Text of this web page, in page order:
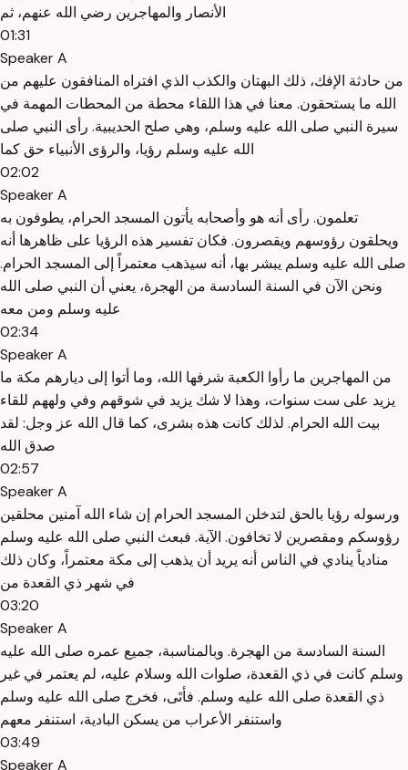
الأنصار والمهاجرين رضي الله عنهم، ثم
01:31
Speaker A
من حادثة الإفك، ذلك البهتان والكذب الذي افتراه المنافقون عليهم من
الله ما يستحقون. معنا في هذا اللقاء محطة من المحطات المهمة في
سيرة النبي صلى الله عليه وسلم، وهي صلح الحديبية. رأى النبي صلى
الله عليه وسلم رؤيا، والرؤى الأنبياء حق كما
02:02
Speaker A
تعلمون. رأى أنه هو وأصحابه يأتون المسجد الحرام، يطوفون به
ويحلقون رؤوسهم ويقصرون. فكان تفسير هذه الرؤيا على ظاهرها أنه
صلى الله عليه وسلم يبشر بها، أنه سيذهب معتمراً إلى المسجد الحرام.
ونحن الآن في السنة السادسة من الهجرة، يعني أن النبي صلى الله
عليه وسلم ومن معه
02:34
Speaker A
من المهاجرين ما رأوا الكعبة شرفها الله، وما أتوا إلى ديارهم مكة ما
يزيد على ست سنوات، وهذا لا شك يزيد في شوقهم وفي ولههم للقاء
بيت الله الحرام. لذلك كانت هذه بشرى، كما قال الله عز وجل: لقد
صدق الله
02:57
Speaker A
ورسوله رؤيا بالحق لتدخلن المسجد الحرام إن شاء الله آمنين محلقين
رؤوسكم ومقصرين لا تخافون. الآية. فبعث النبي صلى الله عليه وسلم
منادياً ينادي في الناس أنه يريد أن يذهب إلى مكة معتمراً، وكان ذلك
في شهر ذي القعدة من
03:20
Speaker A
السنة السادسة من الهجرة. وبالمناسبة، جميع عمره صلى الله عليه
وسلم كانت في ذي القعدة، صلوات الله وسلام عليه، لم يعتمر في غير
ذي القعدة صلى الله عليه وسلم. فأتَى، فخرج صلى الله عليه وسلم
واستنفر الأعراب من يسكن البادية، استنفر معهم
03:49
Speaker A